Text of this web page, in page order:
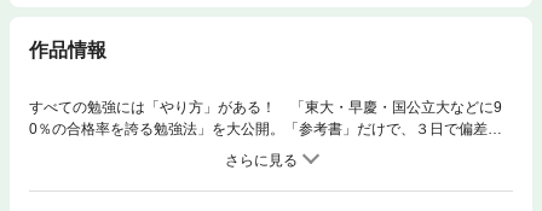
作品情報
すべての勉強には「やり方」がある！ 「東大・早慶・国公立大などに9
0％の合格率を誇る勉強法」を大公開。「参考書」だけで、３日で偏差値2
9→62までアップ。勉強に大切なのは、【１】「最も大切なやる気の継続
方」と【２】「基礎力を100％にすること」。この２つで、すべての成績
が急上昇する。